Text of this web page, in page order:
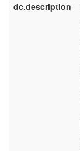
dc.description